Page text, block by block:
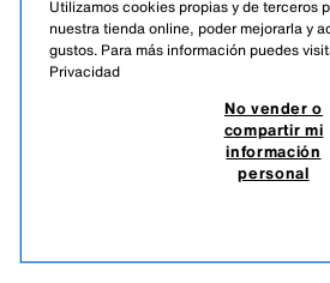
Utilizamos cookies propias y de terceros
nuestra tienda online, poder mejorarla y
gustos. Para más información puedes
Privacidad
No vender o
compartir mi
información
personal